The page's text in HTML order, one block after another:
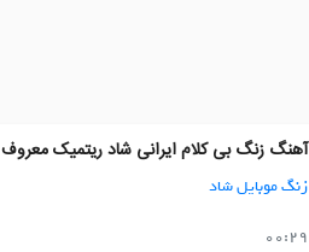
آهنگ زنگ بی کلام ایرانی شاد ریتمیک معروف
زنگ موبایل شاد
00:29